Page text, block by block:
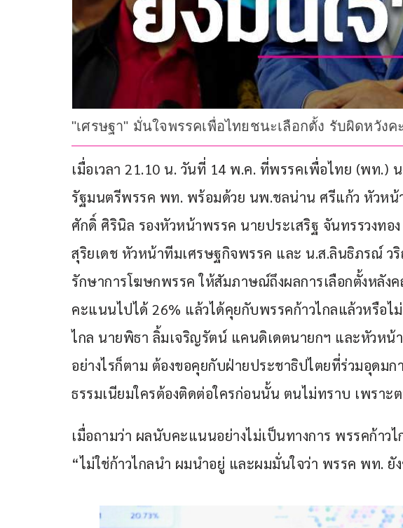
"เศรษฐา" มั่นใจพรรคเพื่อไทยชนะเลือกตั้ง รับผิดหวั
เมื่อเวลา 21.10 น. วันที่ 14 พ.ค. ที่พรรคเพื่อไทย (พท.)
รัฐมนตรีพรรค พท. พร้อมด้วย นพ.ชลน่าน ศรีแก้ว หัวหน้
ศักดิ์ ศิรินิล รองหัวหน้าพรรค นายประเสริฐ จันทรรวงท
สุริยเดช หัวหน้าทีมเศรษฐกิจพรรค และ น.ส.ลินธิภรณ์ วริ
รักษาการโฆษกพรรค ให้สัมภาษณ์ถึงผลการเลือกตั้งหลัง
คะแนนไปได้ 26% แล้วได้คุยกับพรรคก้าวไกลแล้วหรือไ
ไกล นายพิธา ลิ้มเจริญรัตน์ แคนดิเดตนายกฯ และหัวหน้
อย่างไรก็ตาม ต้องขอคุยกับฝ่ายประชาธิปไตยที่ร่วมอุดม
ธรรมเนียมใครต้องติดต่อใครก่อนนั้น ตนไม่ทราบ เพราะต
เมื่อถามว่า ผลนับคะแนนอย่างไม่เป็นทางการ พรรคก้าว
“ไม่ใช่ก้าวไกลนำ ผมนำอยู่ และผมมั่นใจว่า พรรค พท. ยั